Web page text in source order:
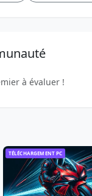
à évaluer !
TÉLÉCHARGEMENT PC